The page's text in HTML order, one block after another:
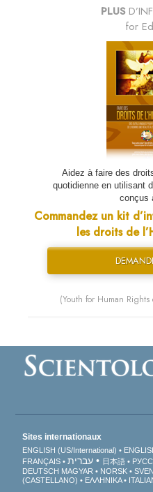
PLUS
for
Aidez à faire des
quotidienne en utilisant
conçus
Commandez un kit
les droits de
(Youth for Human
Sites internationaux
ENGLISH (US/International)
FRANÇAIS
עברית 日本語
DEUTSCH MAGYAR NORSK
(CASTELLANO)
ΕΛΛΗΝΙΚA